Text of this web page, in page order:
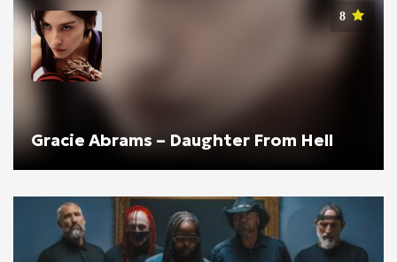
8
Gracie Abrams – Daughter From Hell